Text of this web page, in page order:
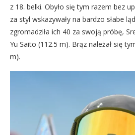
z 18. belki. Obyło się tym razem bez
za styl wskazywały na bardzo słabe
zgromadziła ich 40 za swoją próbę,
Yu Saito (112.5 m). Brąz należał się
m).